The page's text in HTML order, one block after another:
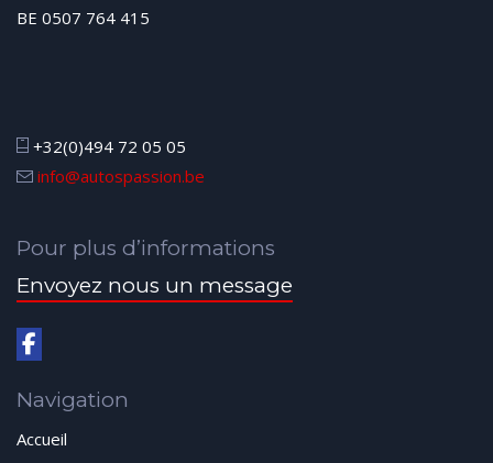
BE 0507 764 415
+32(0)494 72 05 05
info@autospassion.be
Pour plus d’informations
Envoyez nous un message
Navigation
Accueil